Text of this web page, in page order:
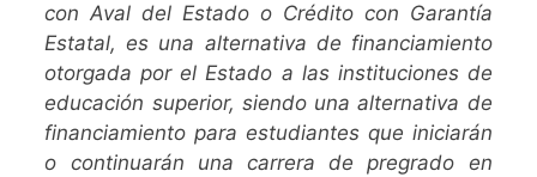
con Aval del Estado o Crédito con Garantía
Estatal, es una alternativa de financiamiento
otorgada por el Estado a las instituciones de
educación superior, siendo una alternativa de
financiamiento para estudiantes que iniciarán
o continuarán una carrera de pregrado en